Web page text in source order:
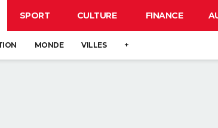
SPORT CULTURE FINANCE
MONDE VILLES +